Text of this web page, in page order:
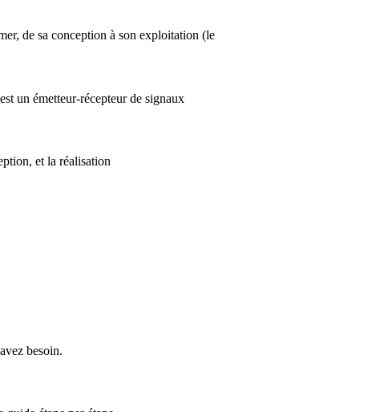
de sa conception à son exploitation (le
un émetteur-récepteur de signaux
et la réalisation
besoin.